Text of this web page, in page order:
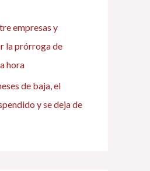
empresas y
la prórroga de
hora
de baja, el
y se deja de